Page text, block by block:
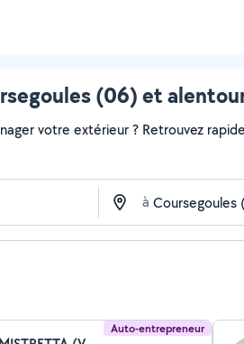
(06) et
votre extérieur ? Retrouvez
à
Auto-entrepreneur